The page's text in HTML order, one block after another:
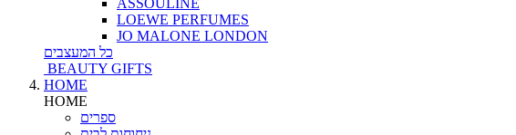
LOEWE PERFUMES
JO MALONE LONDON
כל המעצבים
BEAUTY GIFTS
HOME
HOME
ספרים